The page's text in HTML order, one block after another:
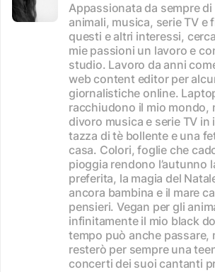
Appassionata da sempre
animali, musica, serie TV e
questi e altri interessi,
mie passioni un lavoro e
studio. Lavoro da anni
web content editor per
giornalistiche online.
racchiudono il mio mondo,
divoro musica e serie TV in
tazza di tè bollente e una
casa. Colori, foglie che
pioggia rendono l’autunno
preferita, la magia del
ancora bambina e il mare
pensieri. Vegan per gli
infinitamente il mio black
tempo può anche passare,
resterò per sempre una
concerti dei suoi cantanti